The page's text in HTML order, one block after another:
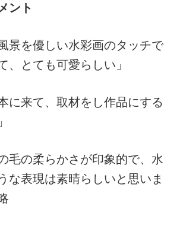
ント
景を優しい水彩画のタッチで
、とても可愛らしい」
に来て、取材をし作品にする
毛の柔らかさが印象的で、水
な表現は素晴らしいと思いま